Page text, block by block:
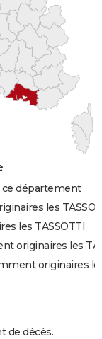
ce département
les
les TASSOTTI
originaires les
originaires
de décès.